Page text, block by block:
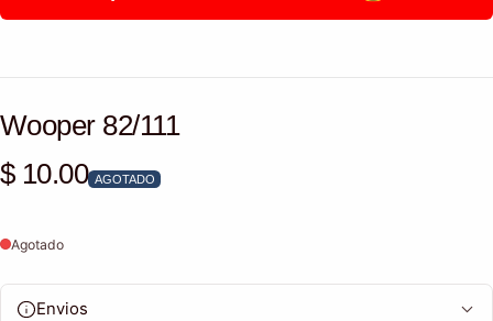
Wooper 82/111
Precio habitual
$ 10.00 AGOTADO
Agotado
Envios